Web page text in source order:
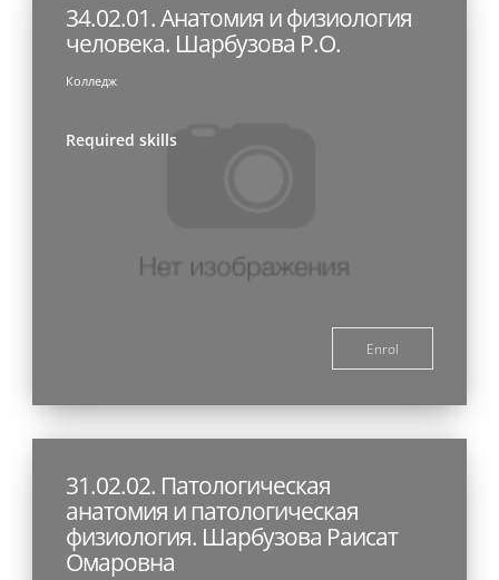
34.02.01. Анатомия и физиология
человека. Шарбузова Р.О.
Колледж
Required skills
Enrol
31.02.02. Патологическая
анатомия и патологическая
физиология. Шарбузова Раисат
Омаровна